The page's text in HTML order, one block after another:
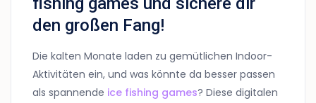
den großen Fang!
Die kalten Monate laden zu gemütlichen Indoor-
Aktivitäten ein, und was könnte da besser passen
als spannende ice fishing games? Diese digitalen